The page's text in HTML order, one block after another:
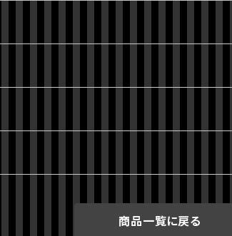
商品一覧に戻る